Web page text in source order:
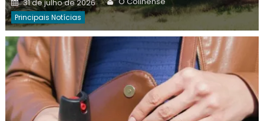
on
31 de julho de 2026
Principais Notícias